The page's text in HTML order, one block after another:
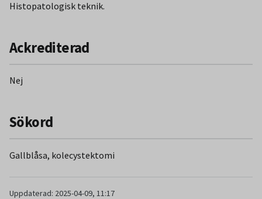
Histopatologisk teknik.
Ackrediterad
Nej
Sökord
Gallblåsa, kolecystektomi
Uppdaterad: 2025-04-09, 11:17